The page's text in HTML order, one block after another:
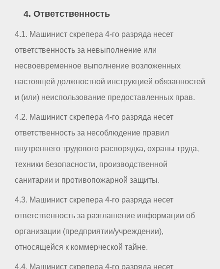
4. Ответственность
4.1. Машинист скрепера 4-го разряда несет
ответственность за невыполнение или
несвоевременное выполнение возложенных
настоящей должностной инструкцией обязанностей
и (или) неиспользование предоставленных прав.
4.2. Машинист скрепера 4-го разряда несет
ответственность за несоблюдение правил
внутреннего трудового распорядка, охраны труда,
техники безопасности, производственной
санитарии и противопожарной защиты.
4.3. Машинист скрепера 4-го разряда несет
ответственность за разглашение информации об
организации (предприятии/учреждении),
относящейся к коммерческой тайне.
4.4. Машинист скрепера 4-го разряда несет